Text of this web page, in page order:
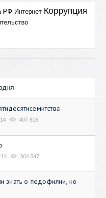
РФ Интернет Коррупция
407 816
364 547
знать о педофилии, но